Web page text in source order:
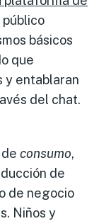
público
básicos
que
y entablaran
del chat.
consumo,
de
de negocio
Niños y